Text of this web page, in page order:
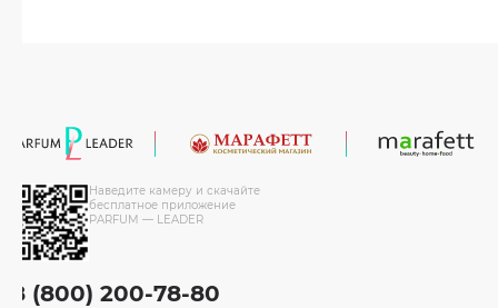
Наведите камеру и скачайте
бесплатное приложение
PARFUM — LEADER
8 (800) 200-78-80